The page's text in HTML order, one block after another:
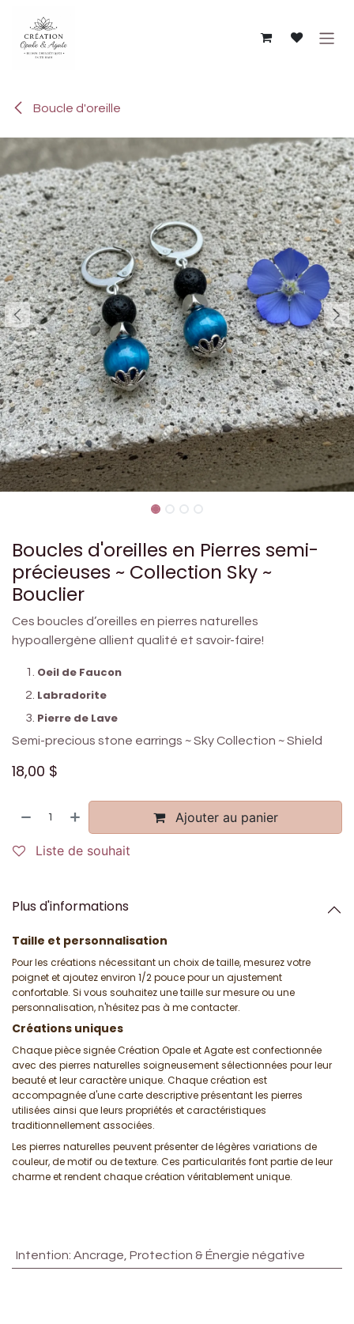
Boucle d'oreille
Boucles d'oreilles en Pierres semi-
précieuses ~ Collection Sky ~
Bouclier
Ces boucles d’oreilles en pierres naturelles
hypoallergène allient qualité et savoir-faire!
Oeil de Faucon
Labradorite
Pierre de Lave
Semi-precious stone earrings ~ Sky Collection ~ Shield
18,00 $
Ajouter au panier
Liste de souhait
Plus d'informations
Taille et personnalisation
Pour les créations nécessitant un choix de taille, mesurez votre
poignet et ajoutez environ 1/2 pouce pour un ajustement
confortable. Si vous souhaitez une taille sur mesure ou une
personnalisation, n'hésitez pas à me contacter.
Créations uniques
Chaque pièce signée Création Opale et Agate est confectionnée
avec des pierres naturelles soigneusement sélectionnées pour leur
beauté et leur caractère unique. Chaque création est
accompagnée d'une carte descriptive présentant les pierres
utilisées ainsi que leurs propriétés et caractéristiques
traditionnellement associées.
Les pierres naturelles peuvent présenter de légères variations de
couleur, de motif ou de texture. Ces particularités font partie de leur
charme et rendent chaque création véritablement unique.
Intention: Ancrage, Protection & Énergie négative